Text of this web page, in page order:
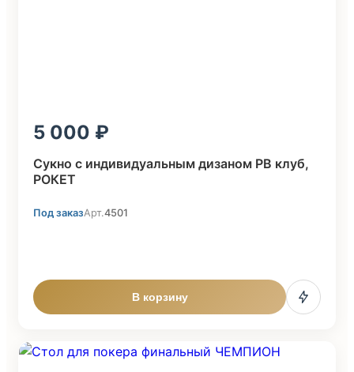
5 000
Cукно с индивидуальным дизаном PB клуб,
POКЕТ
Под заказАрт.4501
В корзину